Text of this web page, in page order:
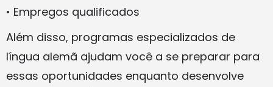
• Empregos qualificados
Além disso, programas especializados de
língua alemã ajudam você a se preparar para
essas oportunidades enquanto desenvolve